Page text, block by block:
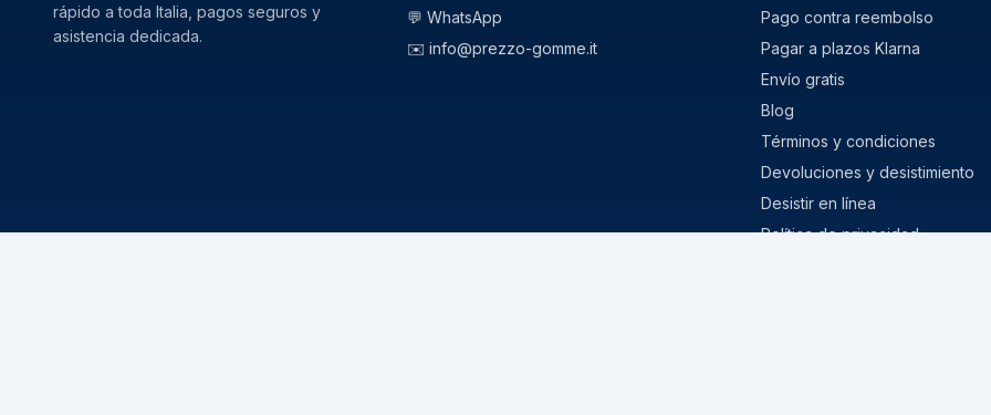
rápido a toda Italia, pagos seguros y
asistencia dedicada.
💬 WhatsApp
✉️ info@prezzo-gomme.it
Pago contra reembolso
Pagar a plazos Klarna
Envío gratis
Blog
Términos y condiciones
Devoluciones y desistimiento
Desistir en línea
Política de privacidad